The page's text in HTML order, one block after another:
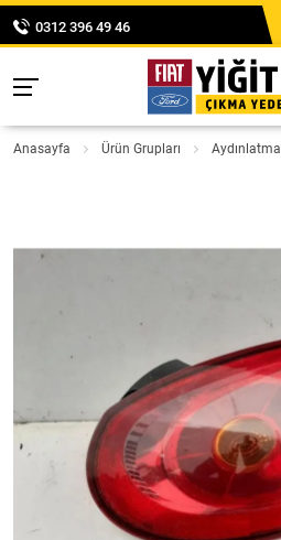
0312 396 49 46
Anasayfa Ürün Grupları Aydınlatma